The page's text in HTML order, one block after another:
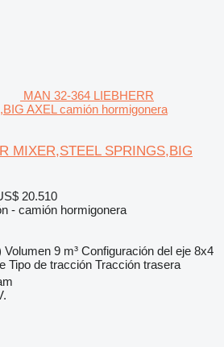
MAN 32-364 LIEBHERR
AXEL camión hormigonera
MIXER,STEEL SPRINGS,BIG
20.510
- camión hormigonera
Volumen 9 m³ Configuración del eje 8x4
Tipo de tracción Tracción trasera